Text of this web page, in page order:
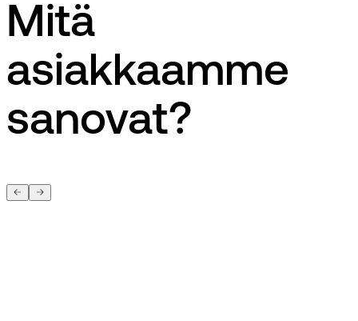
Mitä
asiakkaamme
sanovat?